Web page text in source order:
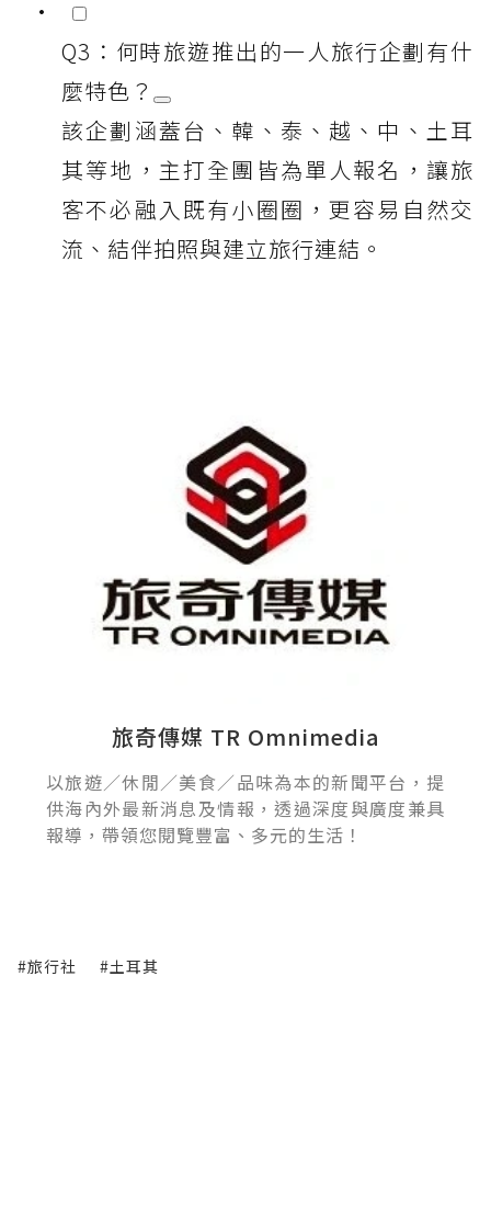
Q3：何時旅遊推出的一人旅行企劃有什
麼特色？
該企劃涵蓋台、韓、泰、越、中、土耳
其等地，主打全團皆為單人報名，讓旅
客不必融入既有小圈圈，更容易自然交
流、結伴拍照與建立旅行連結。
旅奇傳媒 TR Omnimedia
以旅遊／休閒／美食／品味為本的新聞平台，提
供海內外最新消息及情報，透過深度與廣度兼具
報導，帶領您閱覽豐富、多元的生活！
#旅行社 #土耳其